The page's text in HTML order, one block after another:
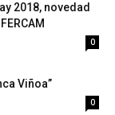
2018, novedad
0
Viñoa”
0